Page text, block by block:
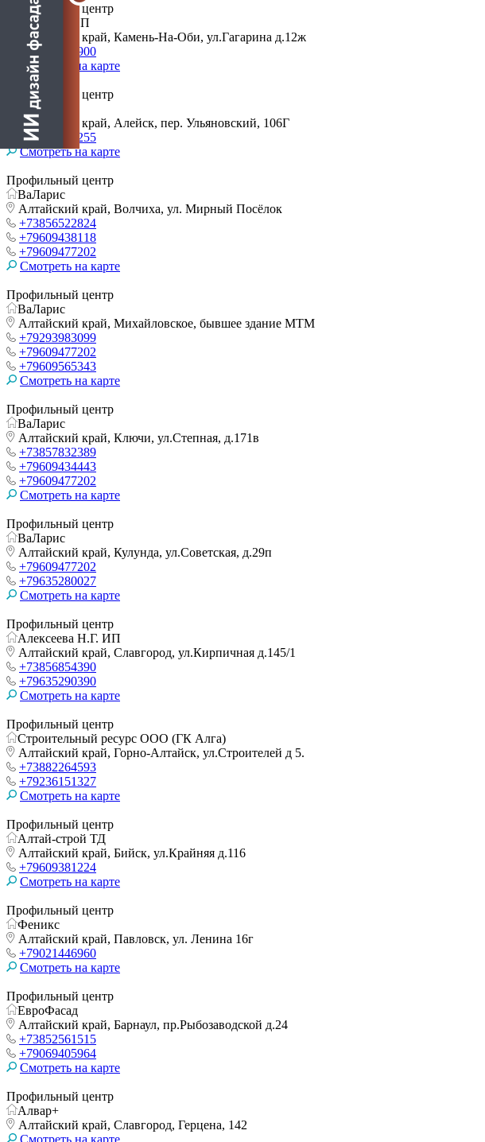
Профильный центр
Ларин Д. ИП
Алтайский край, Камень-На-Оби, ул.Гагарина д.12ж
+79628058900
Смотреть на карте
Профильный центр
Конек
Алтайский край, Алейск, пер. Ульяновский, 106Г
+79039122255
Смотреть на карте
Профильный центр
ВаЛарис
Алтайский край, Волчиха, ул. Мирный Посёлок
+73856522824
+79609438118
+79609477202
Смотреть на карте
Профильный центр
ВаЛарис
Алтайский край, Михайловское, бывшее здание МТМ
+79293983099
+79609477202
+79609565343
Смотреть на карте
Профильный центр
ВаЛарис
Алтайский край, Ключи, ул.Степная, д.171в
+73857832389
+79609434443
+79609477202
Смотреть на карте
Профильный центр
ВаЛарис
Алтайский край, Кулунда, ул.Советская, д.29п
+79609477202
+79635280027
Смотреть на карте
Профильный центр
Алексеева Н.Г. ИП
Алтайский край, Славгород, ул.Кирпичная д.145/1
+73856854390
+79635290390
Смотреть на карте
Профильный центр
Строительный ресурс ООО (ГК Алга)
Алтайский край, Горно-Алтайск, ул.Строителей д 5.
+73882264593
+79236151327
Смотреть на карте
Профильный центр
Алтай-строй ТД
Алтайский край, Бийск, ул.Крайняя д.116
+79609381224
Смотреть на карте
Профильный центр
Феникс
Алтайский край, Павловск, ул. Ленина 16г
+79021446960
Смотреть на карте
Профильный центр
ЕвроФасад
Алтайский край, Барнаул, пр.Рыбозаводской д.24
+73852561515
+79069405964
Смотреть на карте
Профильный центр
Алвар+
Алтайский край, Славгород, Герцена, 142
Смотреть на карте